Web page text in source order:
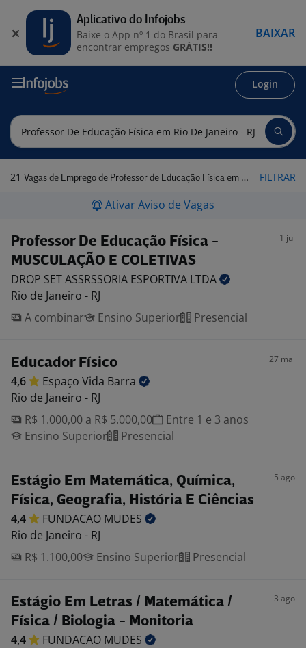
Login
21 Vagas de Emprego de Professor de Educação Física em Rio de Janeiro - RJ FILTRAR
Ativar Aviso de Vagas
Professor De Educação Física -
MUSCULAÇÃO E COLETIVAS
1 jul
DROP SET ASSRSSORIA ESPORTIVA LTDA
Rio de Janeiro - RJ
A combinar
Ensino Superior Presencial
Educador Físico 27 mai
4,6 Espaço Vida Barra
Rio de Janeiro - RJ
R$ 1.000,00 a R$ 5.000,00
Entre 1 e 3 anos
Ensino Superior
Presencial
Estágio Em Matemática, Química,
Física, Geografia, História E Ciências
5 ago
4,4 FUNDACAO MUDES
Rio de Janeiro - RJ
R$ 1.100,00
Ensino Superior Presencial
Estágio Em Letras / Matemática /
Física / Biologia - Monitoria
3 ago
4,4 FUNDACAO MUDES
Aplicativo do Infojobs
Baixe o App nº 1 do Brasil para
encontrar empregos GRÁTIS!!
BAIXAR